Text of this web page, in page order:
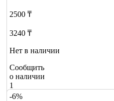
2500 ₸
3240 ₸
Нет в наличии
Сообщить
о наличии
1
-6%